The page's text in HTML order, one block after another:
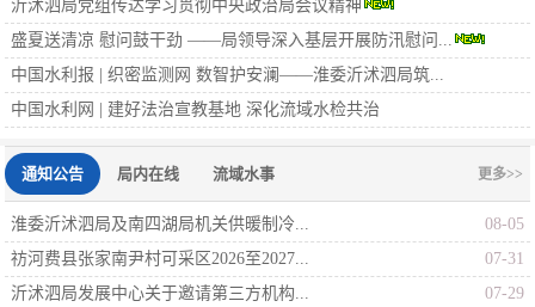
沂沭泗局党组传达学习贯彻中央政治局会议精神
盛夏送清凉 慰问鼓干劲 ——局领导深入基层开展防汛慰问...
中国水利报 | 织密监测网 数智护安澜——淮委沂沭泗局筑...
中国水利网 | 建好法治宣教基地 深化流域水检共治
通知公告 局内在线 流域水事 更多>>
淮委沂沭泗局及南四湖局机关供暖制冷...
08-05
祊河费县张家南尹村可采区2026至2027...
07-31
沂沭泗局发展中心关于邀请第三方机构...
07-29